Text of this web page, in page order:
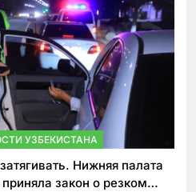
УЗБЕКИСТАНА
Нижняя палата
закон о резком